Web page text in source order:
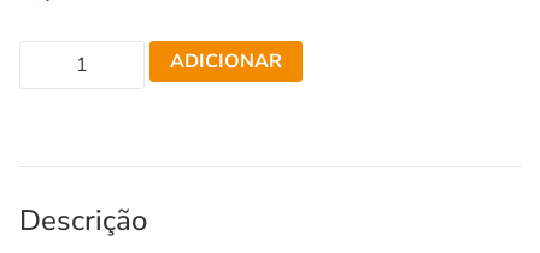
ADICIONAR
Descrição